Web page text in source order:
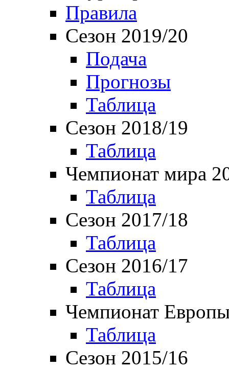
Правила
Сезон 2019/20
Подача
Прогнозы
Таблица
Сезон 2018/19
Таблица
Чемпионат мира
Таблица
Сезон 2017/18
Таблица
Сезон 2016/17
Таблица
Чемпионат
Таблица
Сезон 2015/16